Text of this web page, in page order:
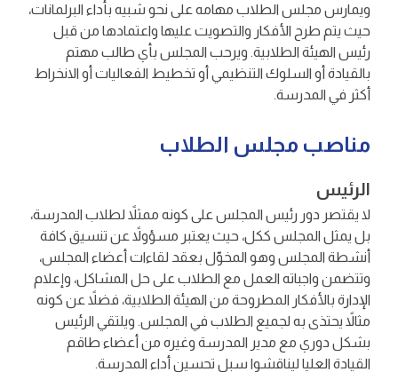
ويمارس مجلس الطلاب مهامه على نحو شبيه بأداء البرلمانات،
حيث يتم طرح الأفكار والتصويت عليها واعتمادها من قبل
رئيس الهيئة الطلابية. ويرحب المجلس بأي طالب مهتم
بالقيادة أو السلوك التنظيمي أو تخطيط الفعاليات أو الانخراط
أكثر في المدرسة.
مناصب مجلس الطلاب
الرئيس
لا يقتصر دور رئيس المجلس على كونه ممثلاً لطلاب المدرسة،
بل يمثل المجلس ككل، حيث يعتبر مسؤولاً عن تنسيق كافة
أنشطة المجلس وهو المخوّل بعقد لقاءات أعضاء المجلس،
وتتضمن واجباته العمل مع الطلاب على حل المشاكل، وإعلام
الإدارة بالأفكار المطروحة من الهيئة الطلابية، فضلاً عن كونه
مثالاً يحتذى به لجميع الطلاب في المجلس. ويلتقي الرئيس
بشكل دوري مع مدير المدرسة وغيره من أعضاء طاقم
القيادة العليا ليناقشوا سبل تحسين أداء المدرسة.